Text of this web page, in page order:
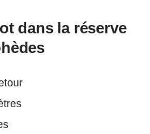
dans la réserve